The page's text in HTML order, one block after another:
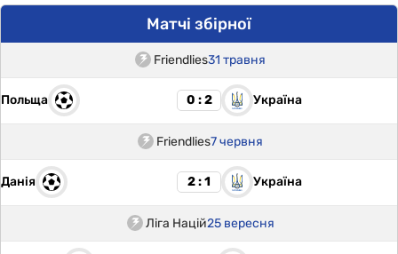
Матчі збірної
Friendlies31 травня
Польща 0 : 2 Україна
Friendlies7 червня
Данія 2 : 1 Україна
Ліга Націй25 вересня